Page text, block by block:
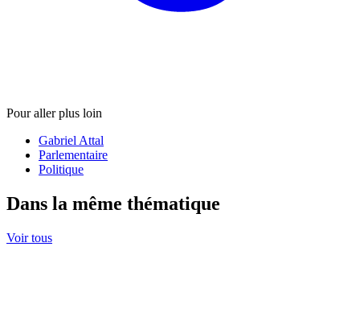
Pour aller plus loin
Gabriel Attal
Parlementaire
Politique
Dans la même thématique
Voir tous